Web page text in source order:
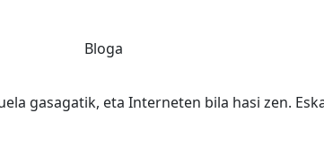
Bloga
gasagatik, eta Interneten bila hasi zen.